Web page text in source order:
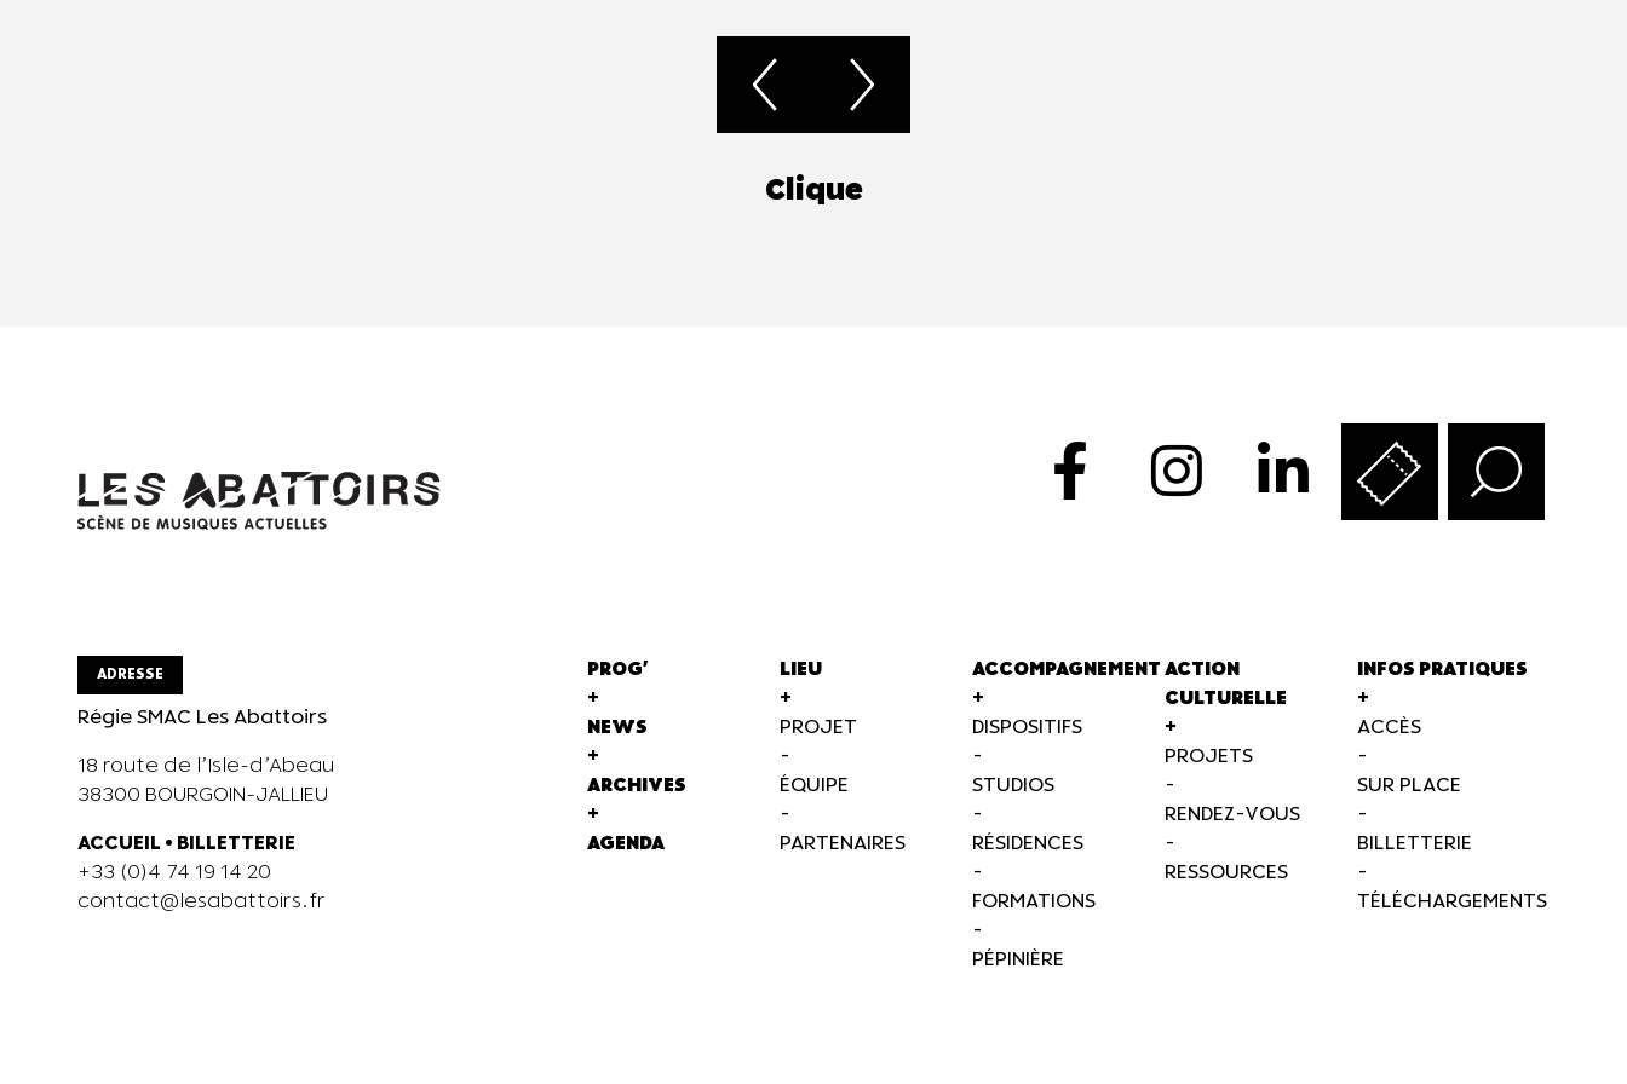
Clique
ADRESSE
Régie SMAC Les Abattoirs
18 route de l’Isle-d’Abeau
38300 BOURGOIN-JALLIEU
ACCUEIL • BILLETTERIE
+33 (0)4 74 19 14 20
contact@lesabattoirs.fr
PROG'
+
NEWS
+
ARCHIVES
+
AGENDA
LIEU
+
PROJET
-
ÉQUIPE
-
PARTENAIRES
ACCOMPAGNEMENT
+
DISPOSITIFS
-
STUDIOS
-
RÉSIDENCES
-
FORMATIONS
-
PÉPINIÈRE
ACTION
CULTURELLE
+
PROJETS
-
RENDEZ-VOUS
-
RESSOURCES
INFOS PRATIQUES
+
ACCÈS
-
SUR PLACE
-
BILLETTERIE
-
TÉLÉCHARGEMENTS